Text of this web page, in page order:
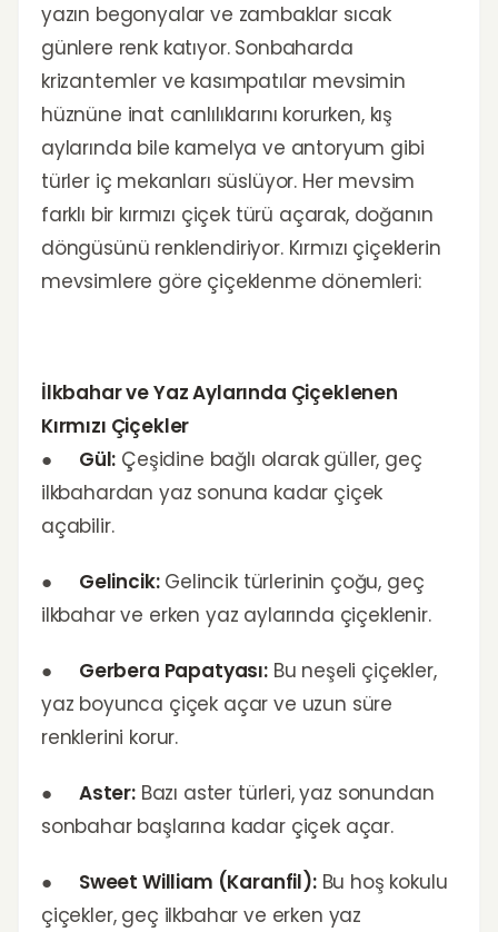
yazın begonyalar ve zambaklar sıcak
günlere renk katıyor. Sonbaharda
krizantemler ve kasımpatılar mevsimin
hüznüne inat canlılıklarını korurken, kış
aylarında bile kamelya ve antoryum gibi
türler iç mekanları süslüyor. Her mevsim
farklı bir kırmızı çiçek türü açarak, doğanın
döngüsünü renklendiriyor. Kırmızı çiçeklerin
mevsimlere göre çiçeklenme dönemleri:
İlkbahar ve Yaz Aylarında Çiçeklenen
Kırmızı Çiçekler
● Gül: Çeşidine bağlı olarak güller, geç
ilkbahardan yaz sonuna kadar çiçek
açabilir.
● Gelincik:Gelincik türlerinin çoğu, geç
ilkbahar ve erken yaz aylarında çiçeklenir.
● Gerbera Papatyası:Bu neşeli çiçekler,
yaz boyunca çiçek açar ve uzun süre
renklerini korur.
● Aster:Bazı aster türleri, yaz sonundan
sonbahar başlarına kadar çiçek açar.
● Sweet William (Karanfil):Bu hoş kokulu
çiçekler, geç ilkbahar ve erken yaz